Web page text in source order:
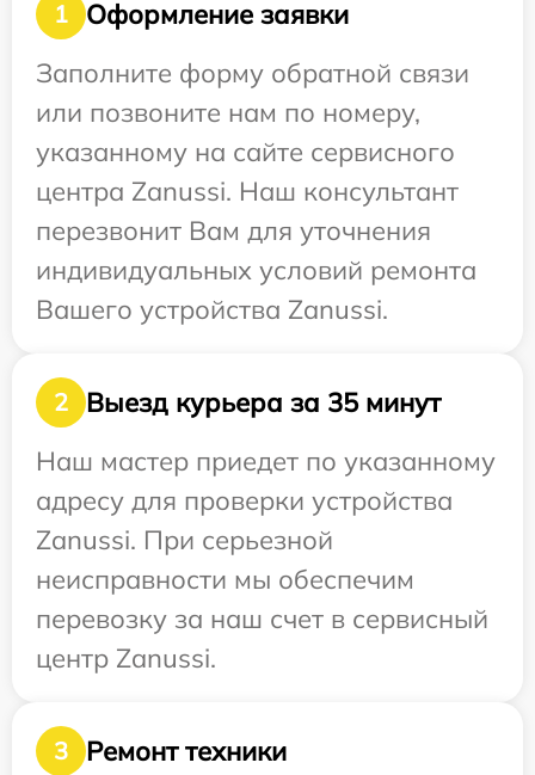
1
Оформление заявки
Заполните форму обратной связи
или позвоните нам по номеру,
указанному на сайте сервисного
центра Zanussi. Наш консультант
перезвонит Вам для уточнения
индивидуальных условий ремонта
Вашего устройства Zanussi.
2
Выезд курьера за 35 минут
Наш мастер приедет по указанному
адресу для проверки устройства
Zanussi. При серьезной
неисправности мы обеспечим
перевозку за наш счет в сервисный
центр Zanussi.
3 Ремонт техники